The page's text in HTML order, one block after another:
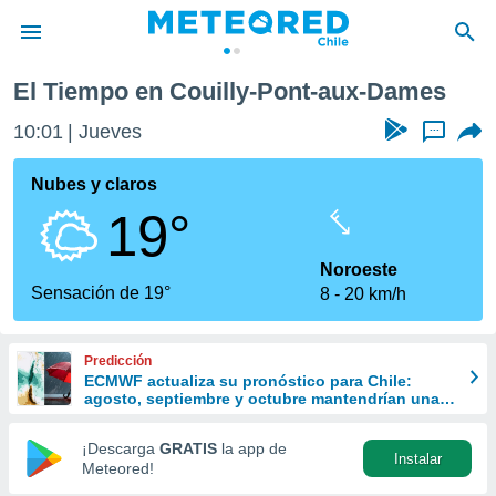
de
por
que se
calidad.
a este
las
y
forma
digital
basada
El Tiempo en Couilly-Pont-aux-Dames
10:01 Jueves ...
Nubes y claros
19°
Sensación de 19°
Noroeste
8
20 km/h
Predicción
ECMWF actualiza su pronóstico para Chile:
agosto, septiembre y octubre mantendrían una
¡Descarga GRATIS la app de
Meteored!
Instalar